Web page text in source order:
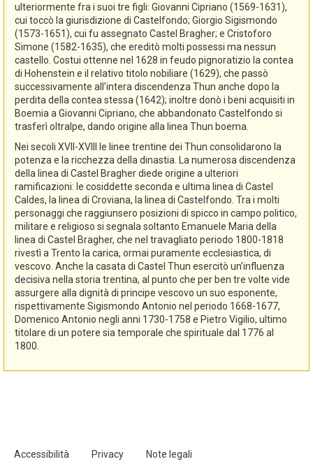
ulteriormente fra i suoi tre figli: Giovanni Cipriano (1569-1631),
cui toccò la giurisdizione di Castelfondo; Giorgio Sigismondo
(1573-1651), cui fu assegnato Castel Bragher; e Cristoforo
Simone (1582-1635), che ereditò molti possessi ma nessun
castello. Costui ottenne nel 1628 in feudo pignoratizio la contea
di Hohenstein e il relativo titolo nobiliare (1629), che passò
successivamente all’intera discendenza Thun anche dopo la
perdita della contea stessa (1642); inoltre donò i beni acquisiti in
Boemia a Giovanni Cipriano, che abbandonato Castelfondo si
trasferì oltralpe, dando origine alla linea Thun boema.
Nei secoli XVII-XVIII le linee trentine dei Thun consolidarono la
potenza e la ricchezza della dinastia. La numerosa discendenza
della linea di Castel Bragher diede origine a ulteriori
ramificazioni: le cosiddette seconda e ultima linea di Castel
Caldes, la linea di Croviana, la linea di Castelfondo. Tra i molti
personaggi che raggiunsero posizioni di spicco in campo politico,
militare e religioso si segnala soltanto Emanuele Maria della
linea di Castel Bragher, che nel travagliato periodo 1800-1818
rivestì a Trento la carica, ormai puramente ecclesiastica, di
vescovo. Anche la casata di Castel Thun esercitò un’influenza
decisiva nella storia trentina, al punto che per ben tre volte vide
assurgere alla dignità di principe vescovo un suo esponente,
rispettivamente Sigismondo Antonio nel periodo 1668-1677,
Domenico Antonio negli anni 1730-1758 e Pietro Vigilio, ultimo
titolare di un potere sia temporale che spirituale dal 1776 al
1800.
Accessibilità Privacy Note legali